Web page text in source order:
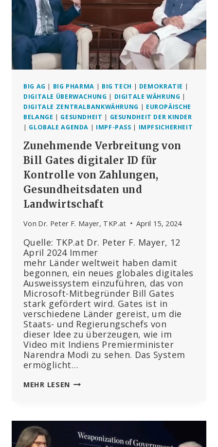
BIG AG | BIG PHARMA | BIG TECH | DEMOKRATIE |
DIGITALE ÜBERWACHUNG | DIGITALE WÄHRUNG |
DIGITALE ZENTRALBANKWÄHRUNG | EUROPÄISCHE
BELANGE | GESUNDHEIT | GESUNDHEIT DER KINDER
| GLOBALE AGENDA | IMPF-PASS | IMPFSICHERHEIT
Zunehmende Verbreitung von
Bill Gates digitaler ID für
Kontrolle von Zahlungen,
Gesundheitsdaten und
Landwirtschaft
Von Dr. Peter F. Mayer, TKP.at April 15, 2024
Quelle: TKP.at Dr. Peter F. Mayer, 12
April 2024 Immer
mehr Länder weltweit haben damit
begonnen, ein neues globales digitales
Ausweissystem einzuführen, das von
Microsoft-Mitbegründer Bill Gates
stark gefördert wird. Gates ist in
verschiedene Länder gereist, um die
Staats- und Regierungschefs von
dieser Idee zu überzeugen, wie im
Video mit Indiens Premierminister
Narendra Modi zu sehen. Das System
ermöglicht…
MEHR LESEN ZUNEHMENDE
DIGITALER